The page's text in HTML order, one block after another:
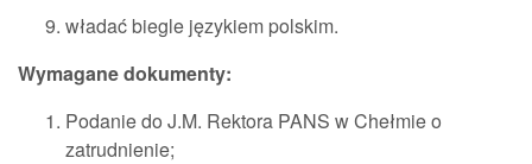
władać biegle językiem polskim.
Wymagane dokumenty:
Podanie do J.M. Rektora PANS w Chełmie o
zatrudnienie;